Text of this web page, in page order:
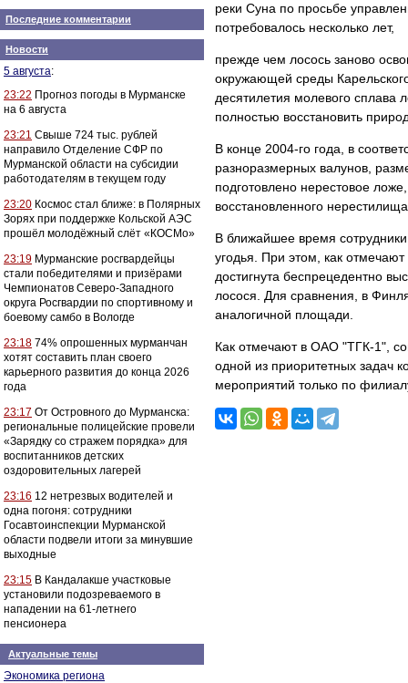
Последние комментарии
Новости
5 августа:
23:22 Прогноз погоды в Мурманске
на 6 августа
23:21 Свыше 724 тыс. рублей
направило Отделение СФР по
Мурманской области на субсидии
работодателям в текущем году
23:20 Космос стал ближе: в Полярных
Зорях при поддержке Кольской АЭС
прошёл молодёжный слёт «КОСМо»
23:19 Мурманские росгвардейцы
стали победителями и призёрами
Чемпионатов Северо-Западного
округа Росгвардии по спортивному и
боевому самбо в Вологде
23:18 74% опрошенных мурманчан
хотят составить план своего
карьерного развития до конца 2026
года
23:17 От Островного до Мурманска:
региональные полицейские провели
«Зарядку со стражем порядка» для
воспитанников детских
оздоровительных лагерей
23:16 12 нетрезвых водителей и
одна погоня: сотрудники
Госавтоинспекции Мурманской
области подвели итоги за минувшие
выходные
23:15 В Кандалакше участковые
установили подозреваемого в
нападении на 61-летнего
пенсионера
Актуальные темы
Экономика региона
реки Суна по просьбе
потребовалось несколько лет,
прежде чем лосось заново
окружающей среды
десятилетия молевого сплава
полностью восстановить
В конце 2004-го года, в
разноразмерных валунов,
подготовлено нерестовое
восстановленного
В ближайшее время
угодья. При этом, как
достигнута беспрецедентно
лосося. Для сравнения, в
аналогичной площади.
Как отмечают в ОАО "ТГК-1",
одной из приоритетных задач
мероприятий только по